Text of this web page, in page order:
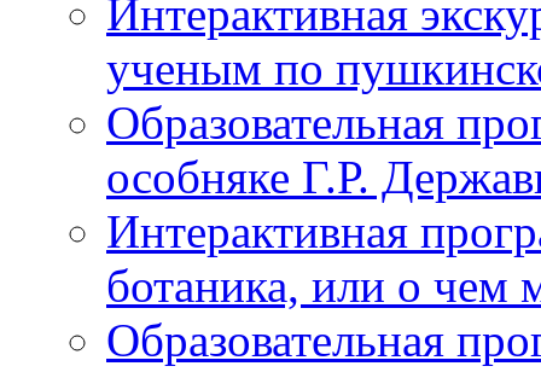
Интерактивная
ученым по
Образовательная
особняке Г.Р.
Интерактивная
ботаника, или о чем
Образовательная